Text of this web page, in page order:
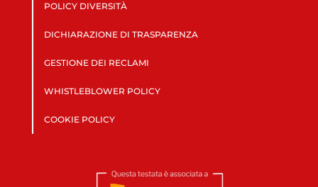
POLICY DIVERSITÀ
DICHIARAZIONE DI TRASPARENZA
GESTIONE DEI RECLAMI
WHISTLEBLOWER POLICY
COOKIE POLICY